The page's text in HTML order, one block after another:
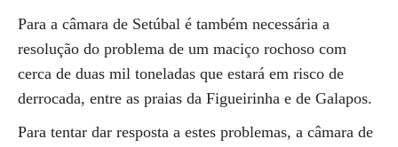
Para a câmara de Setúbal é também necessária a
resolução do problema de um maciço rochoso com
cerca de duas mil toneladas que estará em risco de
derrocada, entre as praias da Figueirinha e de Galapos.
Para tentar dar resposta a estes problemas, a câmara de